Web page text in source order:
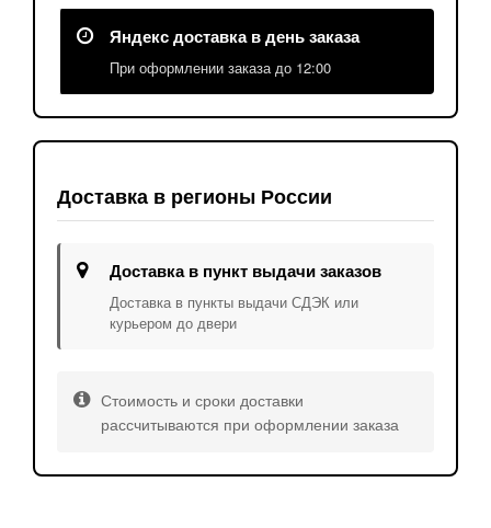
Яндекс доставка в день заказа
При оформлении заказа до 12:00
Доставка в регионы России
Доставка в пункт выдачи заказов
Доставка в пункты выдачи СДЭК или
курьером до двери
Стоимость и сроки доставки
рассчитываются при оформлении заказа